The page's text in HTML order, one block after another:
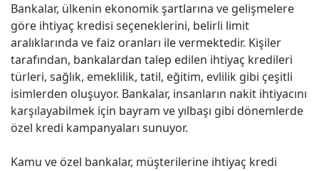
Bankalar, ülkenin ekonomik şartlarına ve gelişmelere
göre ihtiyaç kredisi seçeneklerini, belirli limit
aralıklarında ve faiz oranları ile vermektedir. Kişiler
tarafından, bankalardan talep edilen ihtiyaç kredileri
türleri, sağlık, emeklilik, tatil, eğitim, evlilik gibi çeşitli
isimlerden oluşuyor. Bankalar, insanların nakit ihtiyacını
karşılayabilmek için bayram ve yılbaşı gibi dönemlerde
özel kredi kampanyaları sunuyor.
Kamu ve özel bankalar, müşterilerine ihtiyaç kredi